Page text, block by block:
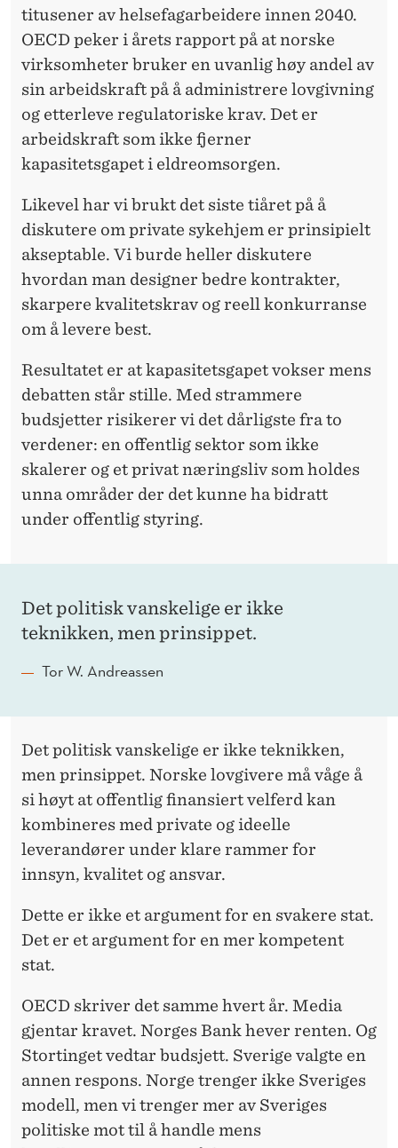
titusener av helsefagarbeidere innen 2040.
OECD peker i årets rapport på at norske
virksomheter bruker en uvanlig høy andel av
sin arbeidskraft på å administrere lovgivning
og etterleve regulatoriske krav. Det er
arbeidskraft som ikke fjerner
kapasitetsgapet i eldreomsorgen.
Likevel har vi brukt det siste tiåret på å
diskutere om private sykehjem er prinsipielt
akseptable. Vi burde heller diskutere
hvordan man designer bedre kontrakter,
skarpere kvalitetskrav og reell konkurranse
om å levere best.
Resultatet er at kapasitetsgapet vokser mens
debatten står stille. Med strammere
budsjetter risikerer vi det dårligste fra to
verdener: en offentlig sektor som ikke
skalerer og et privat næringsliv som holdes
unna områder der det kunne ha bidratt
under offentlig styring.
Det politisk vanskelige er ikke
teknikken, men prinsippet.
Tor W. Andreassen
Det politisk vanskelige er ikke teknikken,
men prinsippet. Norske lovgivere må våge å
si høyt at offentlig finansiert velferd kan
kombineres med private og ideelle
leverandører under klare rammer for
innsyn, kvalitet og ansvar.
Dette er ikke et argument for en svakere stat.
Det er et argument for en mer kompetent
stat.
OECD skriver det samme hvert år. Media
gjentar kravet. Norges Bank hever renten. Og
Stortinget vedtar budsjett. Sverige valgte en
annen respons. Norge trenger ikke Sveriges
modell, men vi trenger mer av Sveriges
politiske mot til å handle mens